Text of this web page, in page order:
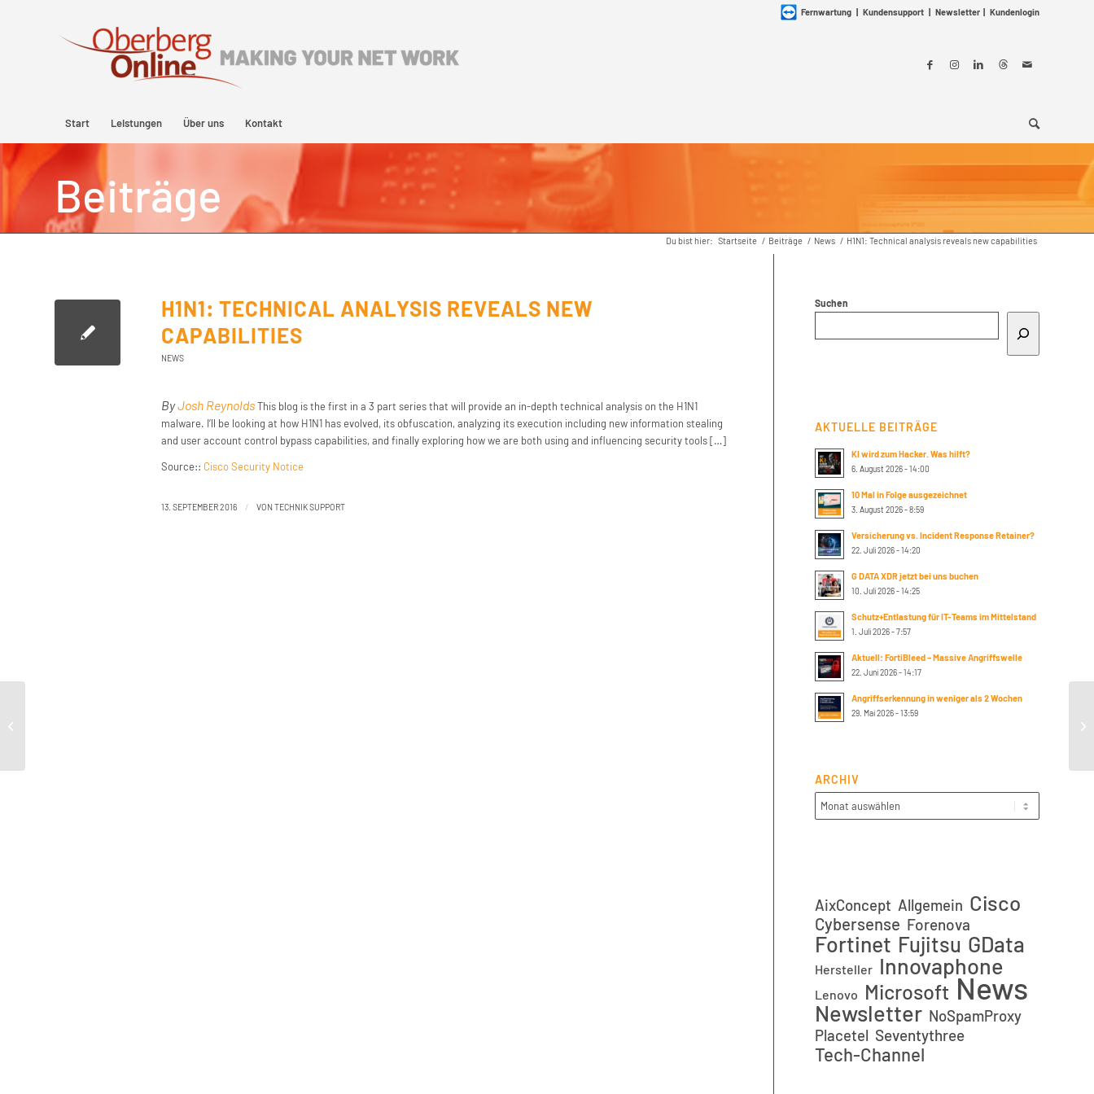
Fernwartung | Kundensupport | Newsletter | Kundenlogin
Start Leistungen Über uns Kontakt
Beiträge
Du bist hier: Startseite / Beiträge / News / H1N1: Technical analysis reveals new capabilities
H1N1: TECHNICAL ANALYSIS REVEALS NEW
CAPABILITIES
NEWS
ByJosh ReynoldsThis blog is the first in a 3 part series that will provide an in-depth technical analysis on the H1N1
malware. I’ll be looking at how H1N1 has evolved, its obfuscation, analyzing its execution including new information stealing
and user account control bypass capabilities, and finally exploring how we are both using and influencing security tools […]
Source:: Cisco Security Notice
13. SEPTEMBER 2016 / VON TECHNIK SUPPORT
Suchen
AKTUELLE BEITRÄGE
KI wird zum Hacker. Was hilft?
6. August 2026 - 14:00
10 Mal in Folge ausgezeichnet
3. August 2026 - 8:59
Versicherung vs. Incident Response Retainer?
22. Juli 2026 - 14:20
G DATA XDR jetzt bei uns buchen
10. Juli 2026 - 14:25
Schutz+Entlastung für IT-Teams im Mittelstand
1. Juli 2026 - 7:57
Aktuell: FortiBleed – Massive Angriffswelle
22. Juni 2026 - 14:17
Angriffserkennung in weniger als 2 Wochen
29. Mai 2026 - 13:59
ARCHIV
AixConcept Allgemein Cisco
Cybersense Forenova
Fortinet Fujitsu GData
Hersteller Innovaphone
Lenovo Microsoft News
Newsletter NoSpamProxy
Placetel Seventythree
Tech-Channel